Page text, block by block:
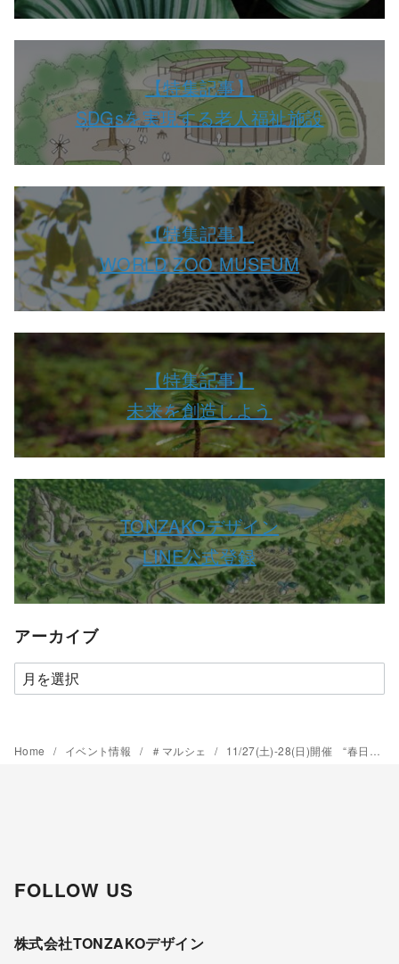
【特集記事】
SDGsを実現する老人福祉施設
【特集記事】
WORLD ZOO MUSEUM
【特集記事】
未来を創造しよう
TONZAKOデザイン
LINE公式登録
アーカイブ
ア
ー
イ
Home イベント情報 ＃マルシェ 11/27(土)-28(日)開催 “春日井サスティナブルマルシェ” 自社出店します ＠イーアス春日井
FOLLOW US
株式会社TONZAKOデザイン